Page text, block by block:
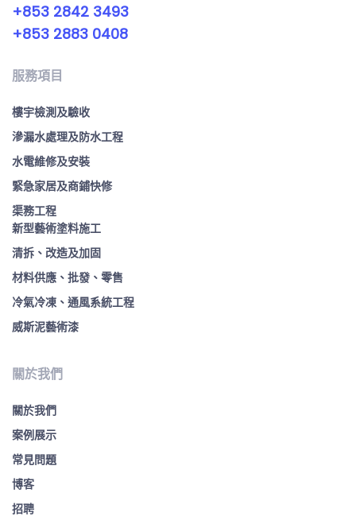
+853 2842 3493
+853 2883 0408
服務項目
樓宇檢測及驗收
滲漏水處理及防水工程
水電維修及安裝
緊急家居及商鋪快修
渠務工程
新型藝術塗料施工
清拆、改造及加固
材料供應、批發、零售
冷氣冷凍、通風系統工程
威斯泥藝術漆
關於我們
關於我們
案例展示
常見問題
博客
招聘